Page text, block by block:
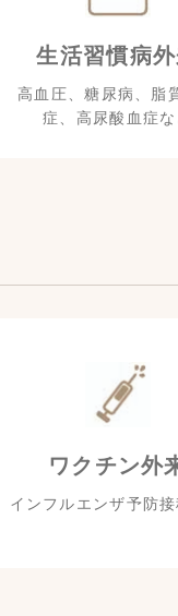
生活習慣病
高血圧、糖尿病、脂
症、高尿酸血症な
ワクチン外
インフルエンザ予防